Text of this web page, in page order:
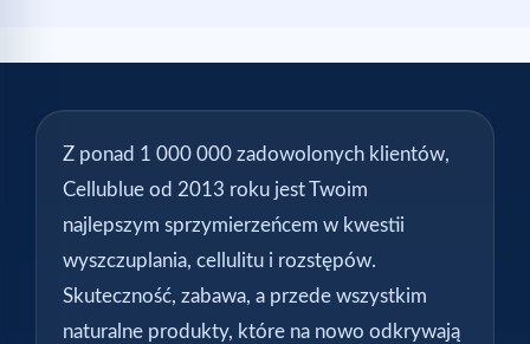
Z ponad 1 000 000 zadowolonych klientów,
Cellublue od 2013 roku jest Twoim
najlepszym sprzymierzeńcem w kwestii
wyszczuplania, cellulitu i rozstępów.
Skuteczność, zabawa, a przede wszystkim
naturalne produkty, które na nowo odkrywają